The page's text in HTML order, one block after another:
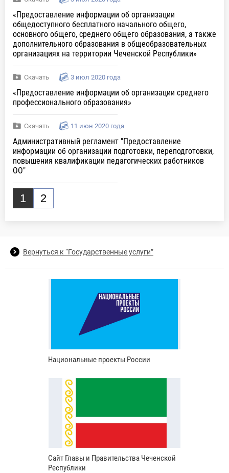
«Предоставление информации об организации
общедоступного бесплатного начального общего,
основного общего, среднего общего образования, а также
дополнительного образования в общеобразовательных
организациях на территории Чеченской Республики»
Скачать 3 июл 2020 года
«Предоставление информации об организации среднего
профессионального образования»
Скачать 11 июн 2020 года
Административный регламент "Предоставление
информации об организации подготовки, переподготовки,
повышения квалификации педагогических работников
ОО"
1 2
Вернуться к “Государственные услуги”
Национальные проекты России
Сайт Главы и Правительства Чеченской
Республики